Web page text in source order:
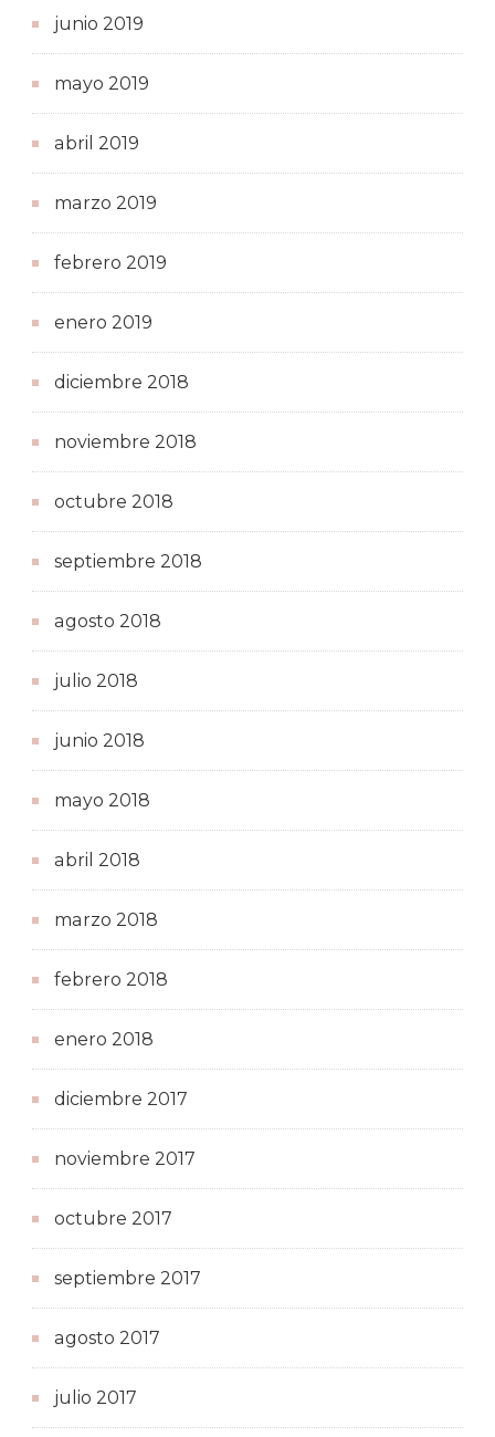
junio 2019
mayo 2019
abril 2019
marzo 2019
febrero 2019
enero 2019
diciembre 2018
noviembre 2018
octubre 2018
septiembre 2018
agosto 2018
julio 2018
junio 2018
mayo 2018
abril 2018
marzo 2018
febrero 2018
enero 2018
diciembre 2017
noviembre 2017
octubre 2017
septiembre 2017
agosto 2017
julio 2017